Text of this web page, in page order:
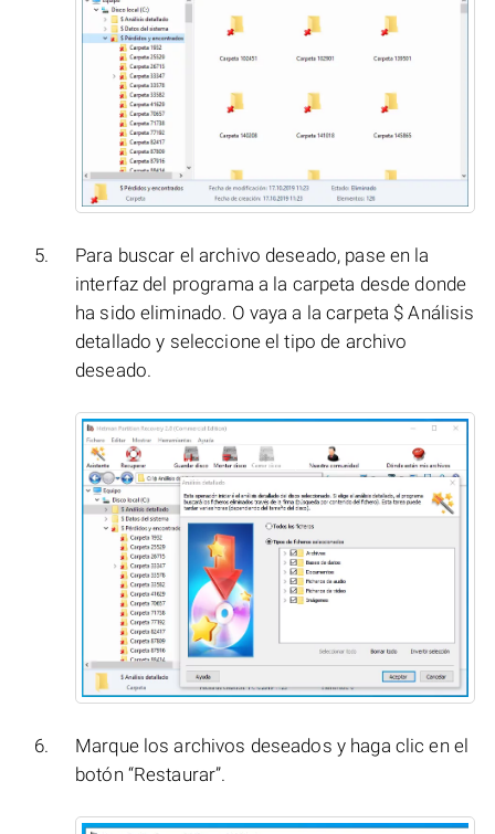
Para buscar el archivo deseado, pase en la
interfaz del programa a la carpeta desde donde
ha sido eliminado. O vaya a la carpeta $ Análisis
detallado y seleccione el tipo de archivo
deseado.
Marque los archivos deseados y haga clic en el
botón “Restaurar”.